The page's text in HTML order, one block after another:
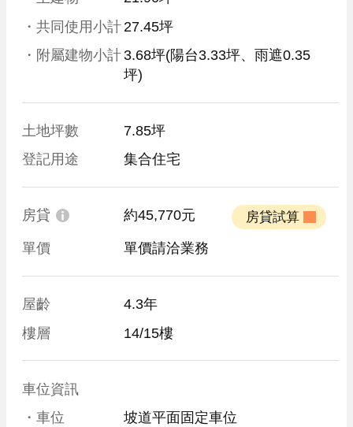
・共同使用小計 27.45坪
・附屬建物小計 3.68坪(陽台3.33坪、雨遮0.35
坪)
土地坪數
7.85坪
登記用途
集合住宅
房貸 約45,770元
單價 單價請洽業務
屋齡
4.3年
樓層
14/15樓
車位資訊
・車位
坡道平面固定車位